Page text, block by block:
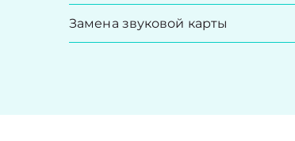
Замена звуковой карты